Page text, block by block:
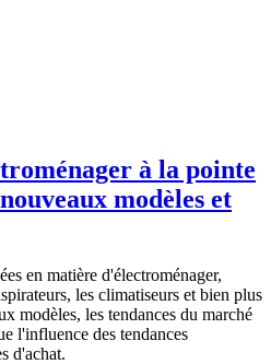
à la pointe
modèles et
en matière d'électroménager,
les climatiseurs et bien plus
modèles, les tendances du marché
l'influence des tendances
d'achat.